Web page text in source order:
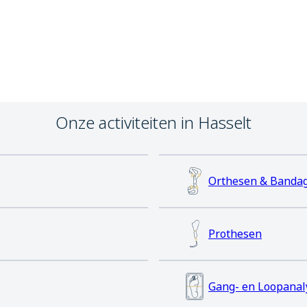
Onze activiteiten in Hasselt
Orthesen &
Prothesen
Gang- en